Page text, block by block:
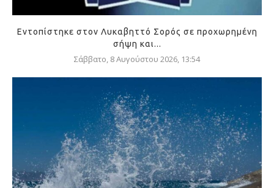
Εντοπίστηκε στον Λυκαβηττό Σορός σε προχωρημένη
σήψη και...
Σάββατο, 8 Αυγούστου 2026, 13:54